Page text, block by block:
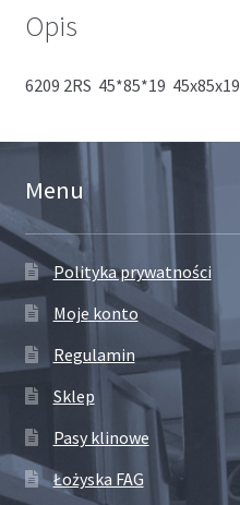
Opis
6209 2RS 45*85*19 45x85x19
Menu
Polityka prywatności
Moje konto
Regulamin
Sklep
Pasy klinowe
Łożyska FAG